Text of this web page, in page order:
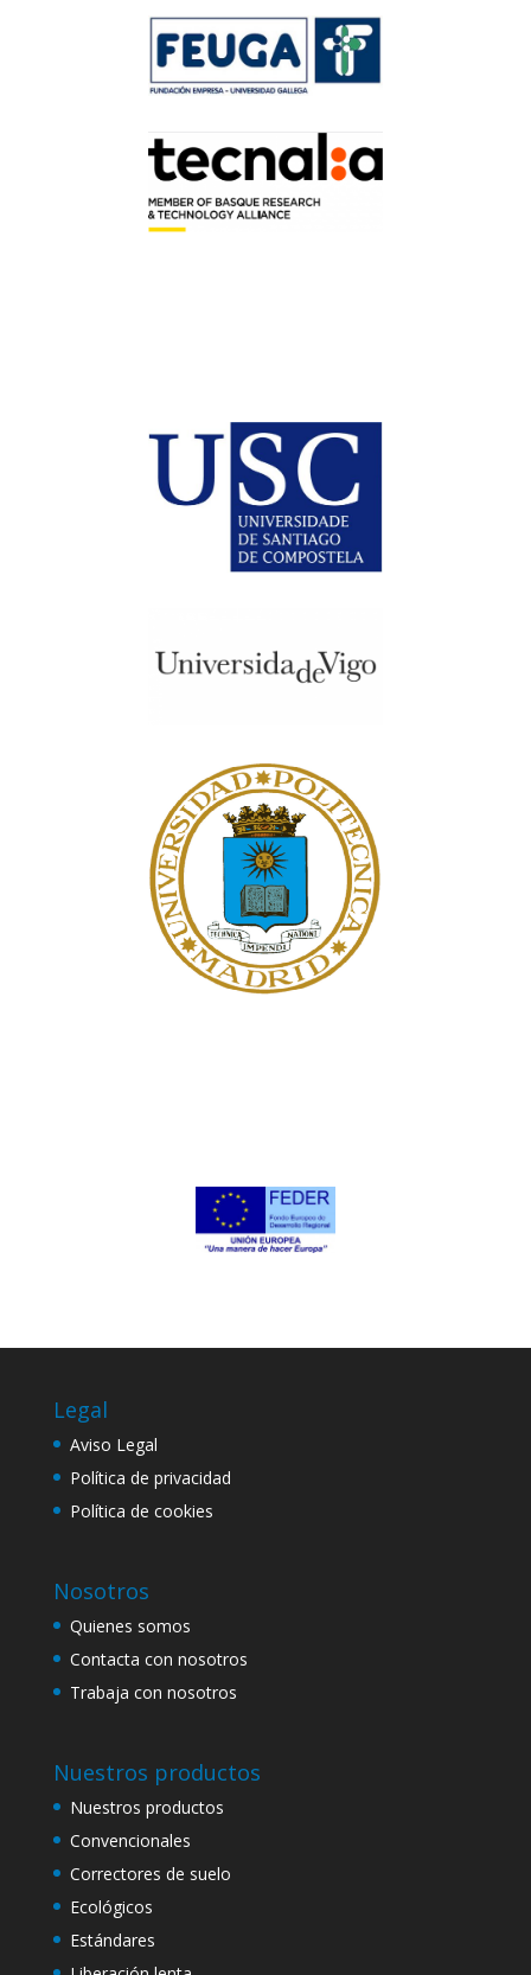
Legal
Aviso Legal
Política de privacidad
Política de cookies
Nosotros
Quienes somos
Contacta con nosotros
Trabaja con nosotros
Nuestros productos
Nuestros productos
Convencionales
Correctores de suelo
Ecológicos
Estándares